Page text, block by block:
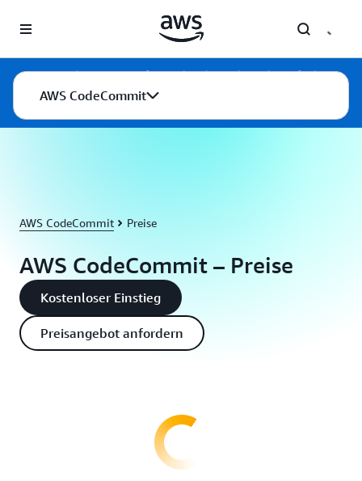
Überspringen zum Hauptinhalt
AWS CodeCommit ist für Neukunden nicht mehr verfügbar.
Bestehende Kunden von AWS CodeCommit können den Service
AWS CodeCommit
AWS CodeCommit Preise
AWS CodeCommit – Preise
Kostenloser Einstieg
Preisangebot anfordern